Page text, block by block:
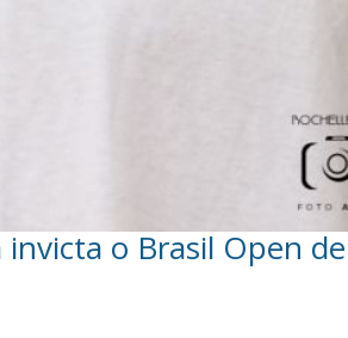
o Brasil Open de